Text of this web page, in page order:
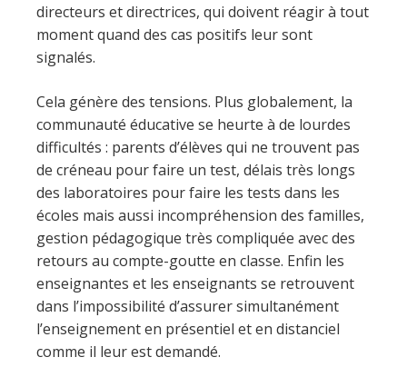
directeurs et directrices, qui doivent réagir à tout
moment quand des cas positifs leur sont
signalés.
Cela génère des tensions. Plus globalement, la
communauté éducative se heurte à de lourdes
difficultés : parents d’élèves qui ne trouvent pas
de créneau pour faire un test, délais très longs
des laboratoires pour faire les tests dans les
écoles mais aussi incompréhension des familles,
gestion pédagogique très compliquée avec des
retours au compte-goutte en classe. Enfin les
enseignantes et les enseignants se retrouvent
dans l’impossibilité d’assurer simultanément
l’enseignement en présentiel et en distanciel
comme il leur est demandé.